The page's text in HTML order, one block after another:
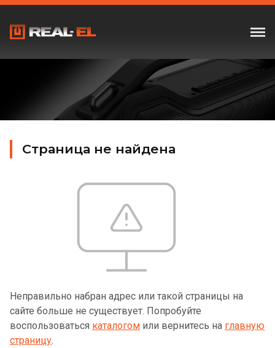
Страница не найдена
Неправильно набран адрес или такой страницы на
сайте больше не существует. Попробуйте
воспользоваться каталогом или вернитесь на главную
страницу.